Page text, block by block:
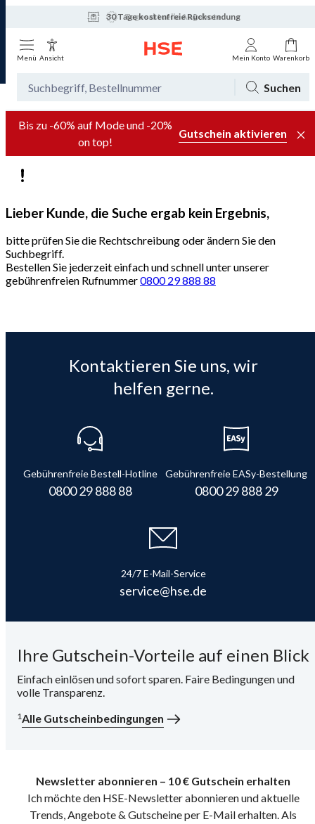
30 Tage kostenfreie Rücksendung
Tagesaktuelle Angebote
Menü Ansicht Mein Konto Warenkorb
Suchen
Bis zu -60% auf Mode und -20%
on top!
Gutschein aktivieren
Lieber Kunde, die Suche ergab kein Ergebnis,
bitte prüfen Sie die Rechtschreibung oder ändern Sie den
Suchbegriff.
Bestellen Sie jederzeit einfach und schnell unter unserer
gebührenfreien Rufnummer0800 29 888 88
Kontaktieren Sie uns, wir
helfen gerne.
Gebührenfreie Bestell-Hotline
0800 29 888 88
Gebührenfreie EASy-Bestellung
0800 29 888 29
24/7 E-Mail-Service
service@hse.de
Ihre Gutschein-Vorteile auf einen Blick
Einfach einlösen und sofort sparen. Faire Bedingungen und
volle Transparenz.
1Alle Gutscheinbedingungen
Newsletter abonnieren – 10 € Gutschein erhalten
Ich möchte den HSE-Newsletter abonnieren und aktuelle
Trends, Angebote & Gutscheine per E-Mail erhalten. Als